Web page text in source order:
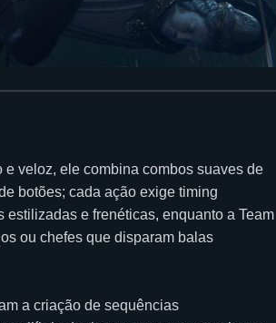
veloz, ele combina combos suaves de
botões; cada ação exige timing
e frenéticas, enquanto a Team
ou chefes que disparam balas
a criação de sequências